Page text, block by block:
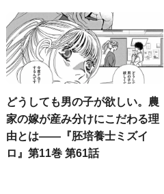
どうしても男の子が欲しい。農
家の嫁が産み分けにこだわる理
由とは――『胚培養士ミズイ
ロ』第11巻 第61話